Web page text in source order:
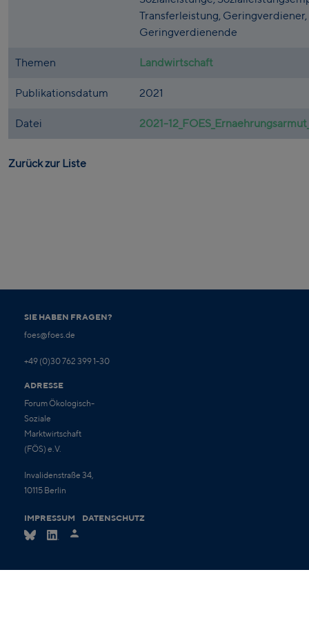
Transferleistung, Geringverdiener,
Geringverdienende
Themen Landwirtschaft
Publikationsdatum 2021
Datei 2021-
Zurück zur Liste
SIE HABEN FRAGEN?
foes@foes.de
+49 (0)30 762 399 1-30
ADRESSE
Forum Ökologisch-
Soziale
Marktwirtschaft
(FÖS) e.V.
Invalidenstraße 34,
10115 Berlin
IMPRESSUM DATENSCHUTZ